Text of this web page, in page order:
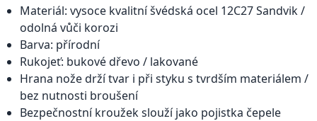
Materiál: vysoce kvalitní švédská ocel 12C27 Sandvik /
odolná vůči korozi
Barva: přírodní
Rukojeť: bukové dřevo / lakované
Hrana nože drží tvar i při styku s tvrdším materiálem /
bez nutnosti broušení
Bezpečnostní kroužek slouží jako pojistka čepele